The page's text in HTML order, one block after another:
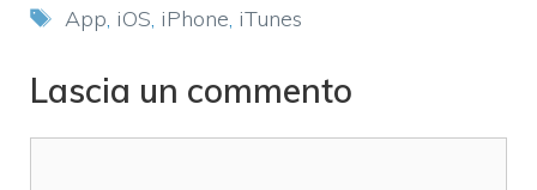
Tag
App, iOS, iPhone, iTunes
Lascia un commento